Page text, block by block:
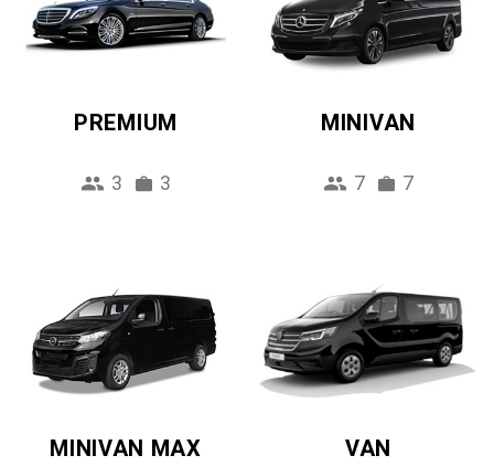
PREMIUM
3 3
MINIVAN
7 7
MINIVAN MAX VAN